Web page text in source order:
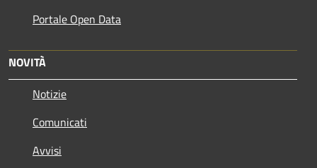
Portale Open Data
NOVITÀ
Notizie
Comunicati
Avvisi